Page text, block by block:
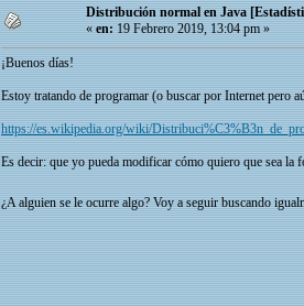
Distribución normal en Java
«en:19 Febrero 2019, 13:04 pm »
¡Buenos días!
Estoy tratando de programar (o buscar por Internet pero
https://es.wikipedia.org/wiki/
Es decir: que yo pueda modificar cómo quiero que sea la
¿A alguien se le ocurre algo? Voy a seguir buscando